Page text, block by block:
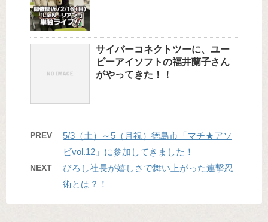
サイバーコネクトツーに、ユー
ビーアイソフトの福井蘭子さん
がやってきた！！
PREV
5/3（土）～5（月祝）徳島市「マチ★アソ
ビvol.12」に参加してきました！
NEXT
ぴろし社長が嬉しさで舞い上がった連撃忍
術とは？！